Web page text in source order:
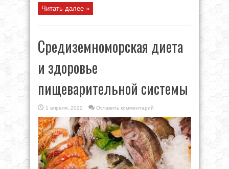
Читать далее »
Средиземноморская диета
и здоровье
пищеварительной системы
1 апреля, 2022 Оставить комментарий